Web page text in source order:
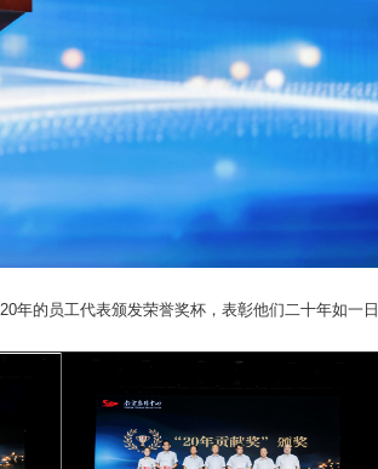
年的员工代表颁发荣誉奖杯，表彰他们二十年如一日